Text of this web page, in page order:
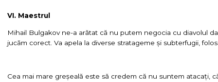
VI. Maestrul
Mihail Bulgakov ne-a arătat că nu putem negocia cu diavolul
jucăm corect. Va apela la diverse stratageme și subterfugii,
Cea mai mare greșeală este să credem că nu suntem atacați,